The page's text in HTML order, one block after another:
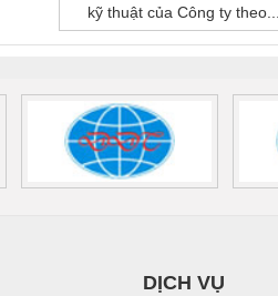
kỹ thuật của Công ty theo...
DỊCH VỤ